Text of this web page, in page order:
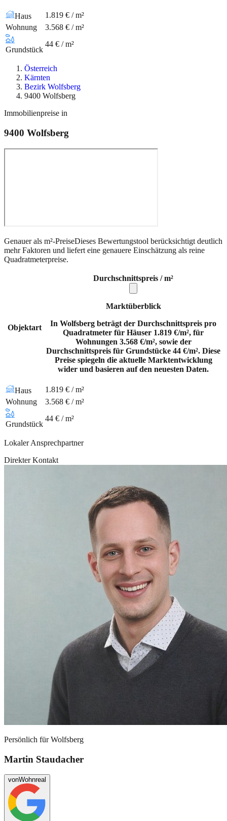
Haus
1.819 € / m²
Wohnung
3.568 € / m²
Grundstück
44 € / m²
Österreich
Kärnten
Bezirk Wolfsberg
9400 Wolfsberg
Immobilienpreise in
9400 Wolfsberg
Genauer als m²-PreiseDieses Bewertungstool berücksichtigt deutlich
mehr Faktoren und liefert eine genauere Einschätzung als reine
Quadratmeterpreise.
Objektart
Durchschnittspreis / m²
Marktüberblick
In Wolfsberg beträgt der Durchschnittspreis pro
Quadratmeter für Häuser 1.819 €/m², für
Wohnungen 3.568 €/m², sowie der
Durchschnittspreis für Grundstücke 44 €/m². Diese
Preise spiegeln die aktuelle Marktentwicklung
wider und basieren auf den neuesten Daten.
Haus
1.819 € / m²
Wohnung
3.568 € / m²
Grundstück
44 € / m²
Lokaler Ansprechpartner
Direkter Kontakt
Persönlich fürWolfsberg
Martin Staudacher
vonWohnreal